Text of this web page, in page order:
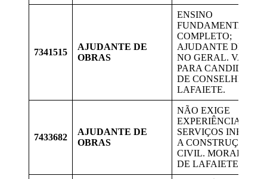
7341515
AJUDANTE DE
OBRAS
ENSINO
FUNDAMENTAL
COMPLETO;
AJUDANTE DE
NO GERAL. VAGAS
PARA CANDIDATOS
DE CONSELHEIRO
LAFAIETE.
7433682
AJUDANTE DE
OBRAS
NÃO EXIGE
EXPERIÊNCIA.
SERVIÇOS
A CONSTRUÇÃO
CIVIL.
DE LAFAIETE.